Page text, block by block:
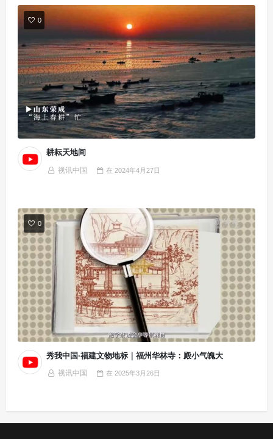
0
耕耘天地间
视讯中国 在 2024年4月27日
0
秀我中国·福建文物地标｜福州华林寺：殿小气魄大
视讯中国 在2025年3月26日